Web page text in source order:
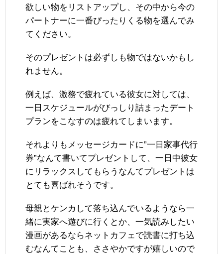
欲しい物をリストアップし、その中から今の
パートナーに一番ぴったりくる物を選んでみ
てください。
そのプレゼントは必ずしも物ではないかもし
れません。
例えば、激務で疲れている彼女に対しては、
一日スケジュールがびっしり詰まったデート
プランをこなすのは疲れてしまいます。
それよりもメッセージカードに”一日家事代行
券”なんて書いてプレゼントして、一日中彼女
にリラックスしてもらうなんてプレゼントは
とても喜ばれそうです。
母親とケンカして落ち込んでいるようなら一
緒に実家へ遊びに行くとか、一気読みしたい
漫画があるならネットカフェで読書に打ち込
むなんてことも、ささやかですが嬉しいので